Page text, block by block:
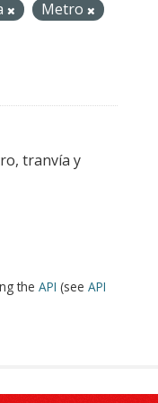
Metro
tranvía y
the API (see API